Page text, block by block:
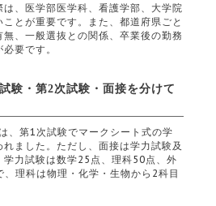
、医学部医学科、看護学部、大学院
とが重要です。また、都道府県ごと
、一般選抜との関係、卒業後の勤務
要です。
験・第2次試験・面接を分けて
、第1次試験でマークシート式の学
ました。ただし、面接は学力試験及
学力試験は数学25点、理科50点、外
理科は物理・化学・生物から2科目